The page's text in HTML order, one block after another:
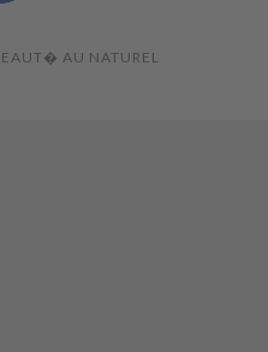
AU NATUREL